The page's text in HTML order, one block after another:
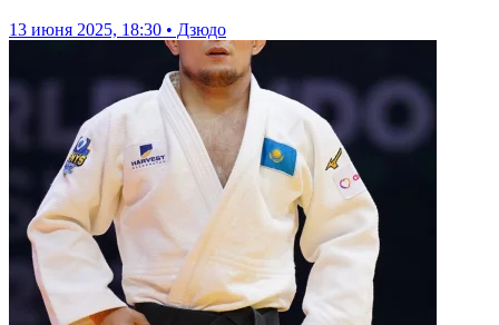
13 июня 2025, 18:30 • Дзюдо